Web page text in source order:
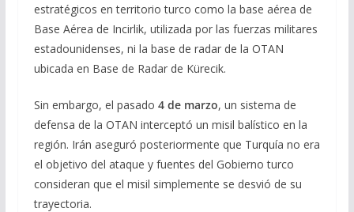
estratégicos en territorio turco como la base aérea de
Base Aérea de Incirlik, utilizada por las fuerzas militares
estadounidenses, ni la base de radar de la OTAN
ubicada en Base de Radar de Kürecik.
Sin embargo, el pasado 4 de marzo, un sistema de
defensa de la OTAN interceptó un misil balístico en la
región. Irán aseguró posteriormente que Turquía no era
el objetivo del ataque y fuentes del Gobierno turco
consideran que el misil simplemente se desvió de su
trayectoria.